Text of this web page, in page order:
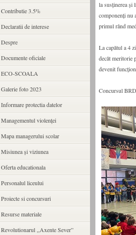
la susținerea și
componenți nu
primul rând
La capătul a 4
decât meritorie
devenit
Concursul
Contributie 3.5%
Declaratii de interese
Despre
Documente oficiale
ECO-SCOALA
Galerie foto 2023
Informare protectia datelor
Managementul violenței
Mapa managerului scolar
Misiunea şi viziunea
Oferta educationala
Personalul liceului
Proiecte si concursuri
Resurse materiale
Revolutionarul ,,Axente Sever”